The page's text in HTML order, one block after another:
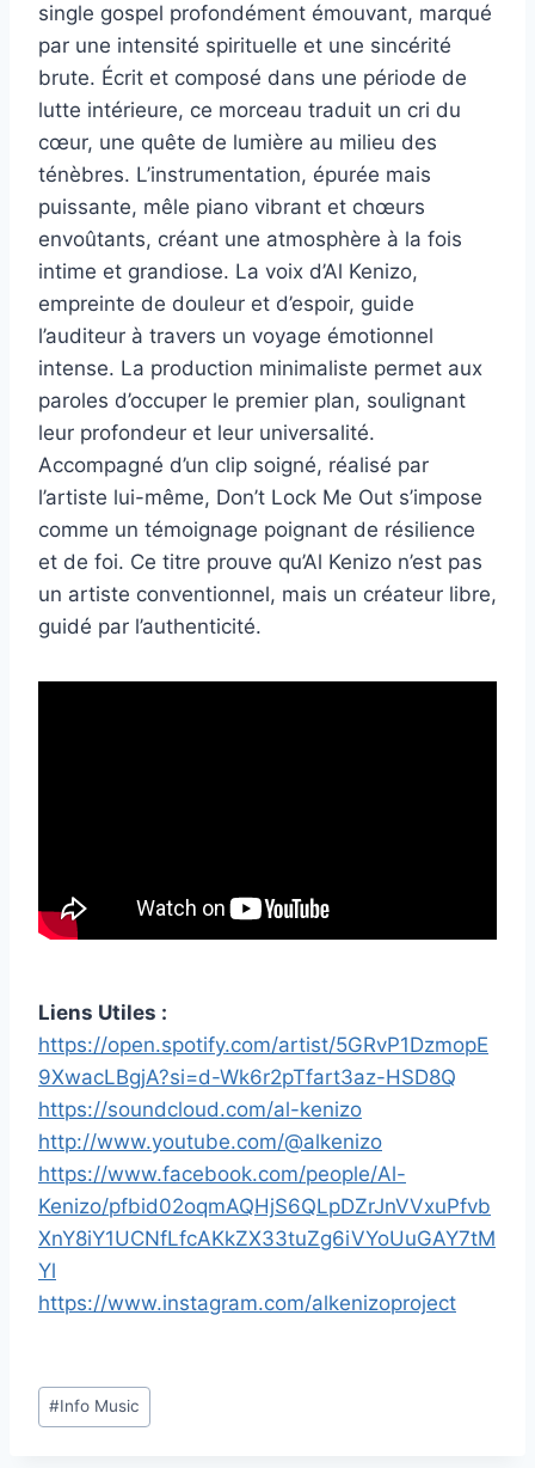
single gospel profondément émouvant, marqué
par une intensité spirituelle et une sincérité
brute. Écrit et composé dans une période de
lutte intérieure, ce morceau traduit un cri du
cœur, une quête de lumière au milieu des
ténèbres. L’instrumentation, épurée mais
puissante, mêle piano vibrant et chœurs
envoûtants, créant une atmosphère à la fois
intime et grandiose. La voix d’Al Kenizo,
empreinte de douleur et d’espoir, guide
l’auditeur à travers un voyage émotionnel
intense. La production minimaliste permet aux
paroles d’occuper le premier plan, soulignant
leur profondeur et leur universalité.
Accompagné d’un clip soigné, réalisé par
l’artiste lui-même, Don’t Lock Me Out s’impose
comme un témoignage poignant de résilience
et de foi. Ce titre prouve qu’Al Kenizo n’est pas
un artiste conventionnel, mais un créateur libre,
guidé par l’authenticité.
Liens Utiles :
https://open.spotify.com/artist/5GRvP1DzmopE
9XwacLBgjA?si=d-Wk6r2pTfart3az-HSD8Q
https://soundcloud.com/al-kenizo
http://www.youtube.com/@alkenizo
https://www.facebook.com/people/Al-
Kenizo/pfbid02oqmAQHjS6QLpDZrJnVVxuPfvb
XnY8iY1UCNfLfcAKkZX33tuZg6iVYoUuGAY7tM
Yl
https://www.instagram.com/alkenizoproject
Étiquettes
de
#Info Music